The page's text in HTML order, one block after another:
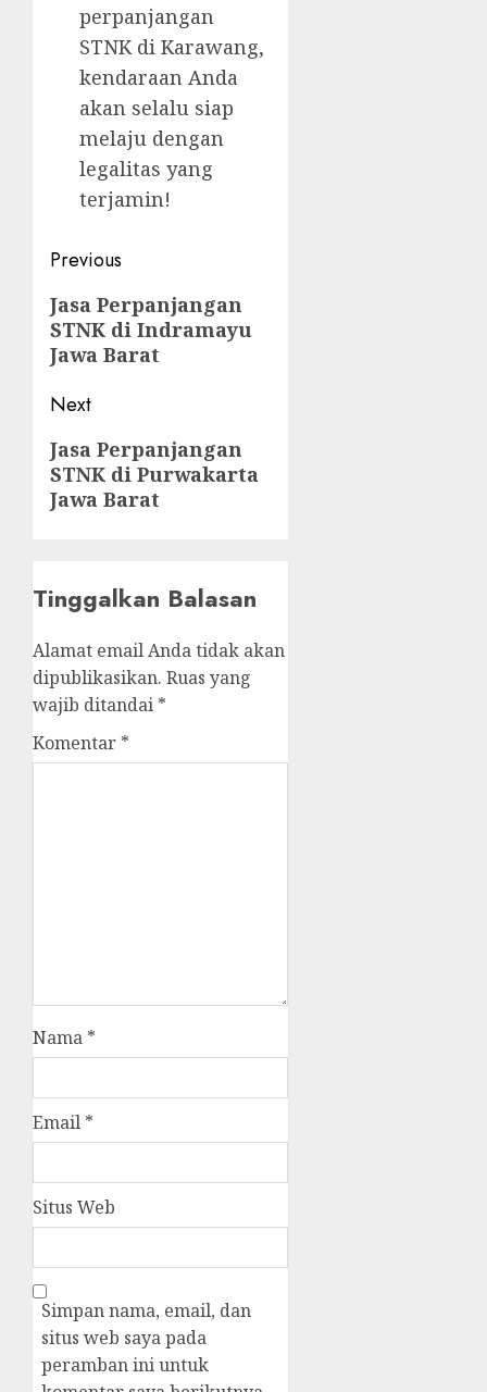
perpanjangan
STNK di Karawang,
kendaraan Anda
akan selalu siap
melaju dengan
legalitas yang
terjamin!
Post
navigation
Previous
Previous
post:
Jasa Perpanjangan
STNK di Indramayu
Jawa Barat
Next
Next
post:
Jasa Perpanjangan
STNK di Purwakarta
Jawa Barat
Tinggalkan Balasan
Alamat email Anda tidak akan
dipublikasikan. Ruas yang
wajib ditandai *
Komentar *
Nama *
Email *
Situs Web
Simpan nama, email, dan
situs web saya pada
peramban ini untuk